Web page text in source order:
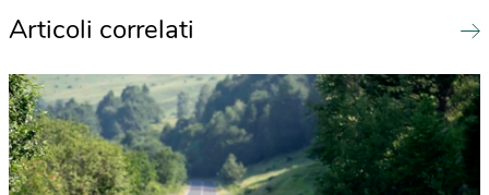
Articoli correlati